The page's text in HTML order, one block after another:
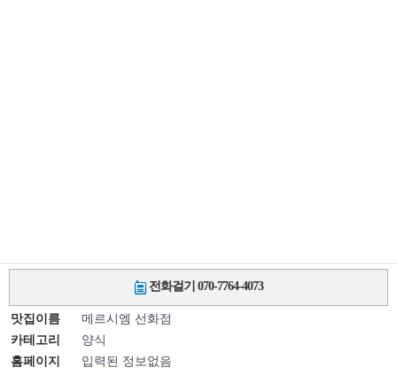
전화걸기 070-7764-4073
맛집이름
메르시엠 선화점
카테고리
양식
홈페이지
입력된 정보없음